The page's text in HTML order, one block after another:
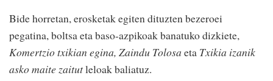
Bide horretan, erosketak egiten dituzten bezeroei
pegatina, boltsa eta baso-azpikoak banatuko dizkiete,
Komertzio txikian egina, Zaindu Tolosa eta Txikia izanik
asko maite zaitutleloak baliatuz.